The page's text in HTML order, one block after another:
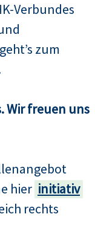
Verbundes
zum
Wir freuen uns
hier initiativ
rechts